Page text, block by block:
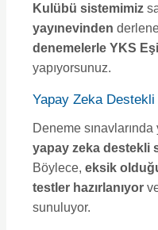
Kulübü sistemimiz
yayınevinden
denemelerle YKS
yapıyorsunuz.
Yapay Zeka
Deneme sınavlarında
yapay zeka destekli
Böylece, eksik
testler hazırlanıyor
sunuluyor.